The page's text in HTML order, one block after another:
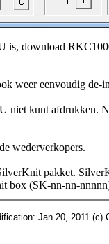
is, download
weer eenvoudig de-
niet kunt
wederverkopers.
pakket.
box (SK-nn-nn-
Jan 20, 2011 (c)